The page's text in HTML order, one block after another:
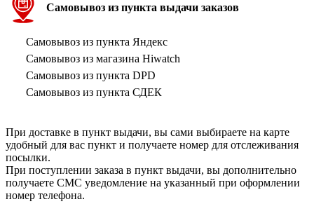
Самовывоз из пункта выдачи заказов
Самовывоз из пункта Яндекс
Самовывоз из магазина Hiwatch
Самовывоз из пункта DPD
Самовывоз из пункта СДЕК
При доставке в пункт выдачи, вы сами выбираете на карте
удобный для вас пункт и получаете номер для отслеживания
посылки.
При поступлении заказа в пункт выдачи, вы дополнительно
получаете СМС уведомление на указанный при оформлении
номер телефона.